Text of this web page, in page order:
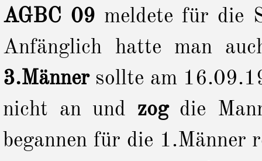
AGBC 09 meldete für die
Anfänglich hatte man
3.Männersollte am
nicht an und zog die
begannen für die 1.Männer